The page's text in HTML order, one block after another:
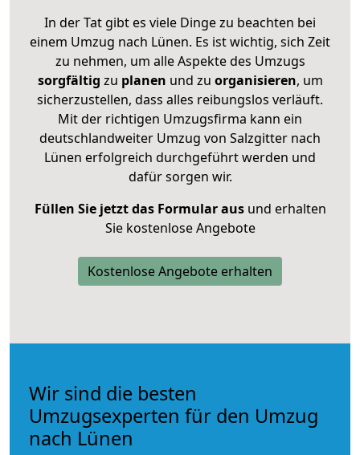
In der Tat gibt es viele Dinge zu beachten bei
einem Umzug nach Lünen. Es ist wichtig, sich Zeit
zu nehmen, um alle Aspekte des Umzugs
sorgfältig zu planen und zu organisieren, um
sicherzustellen, dass alles reibungslos verläuft.
Mit der richtigen Umzugsfirma kann ein
deutschlandweiter Umzug von Salzgitter nach
Lünen erfolgreich durchgeführt werden und
dafür sorgen wir.
Füllen Sie jetzt das Formular ausund erhalten
Sie kostenlose Angebote
Kostenlose Angebote erhalten
Wir sind die besten
Umzugsexperten für den Umzug
nach Lünen